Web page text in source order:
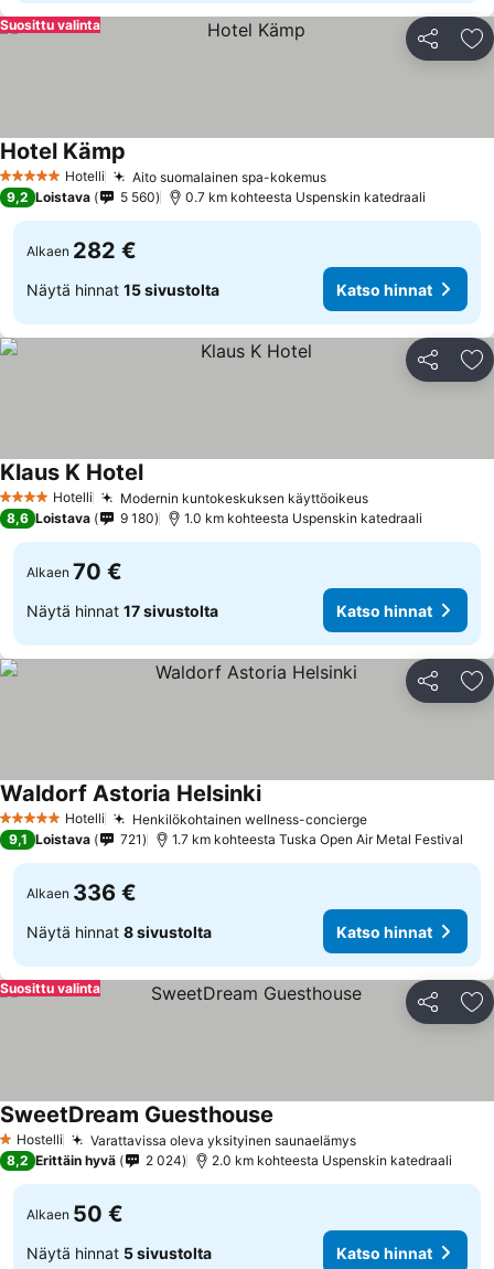
Jaa
Suosittu valinta
5 Tähtiluokitus
Hotelli Aito suomalainen spa-kokemusKatso hinnat
Hotel Kämp
9,2 Loistava 5 560 0.7 km kohteesta Uspenskin katedraali
Alkaen 282 €
Näytä hinnat 15 sivustolta Katso hinnat
Jaa
4 Tähtiluokitus
Hotelli Modernin kuntokeskuksen käyttöoikeusKatso hinnat
Klaus K HotelKatso hinnat
8,6 Loistava 9 180 1.0 km kohteesta Uspenskin katedraali
Alkaen 70 €
Näytä hinnat 17 sivustolta Katso hinnat
Jaa
5 Tähtiluokitus
Hotelli Henkilökohtainen wellness-conciergeKatso hinnat
Waldorf Astoria HelsinkiKatso hinnat
9,1 Loistava 721 1.7 km kohteesta Tuska Open Air Metal Festival
Alkaen 336 €
Näytä hinnat 8 sivustolta Katso hinnat
Jaa
Suosittu valinta
1 Tähtiluokitus
Hostelli Varattavissa oleva yksityinen saunaelämysKatso hinnat
SweetDream Guesthouse
8,2 Erittäin hyvä 2 024 2.0 km kohteesta Uspenskin katedraali
Alkaen 50 €
Näytä hinnat 5 sivustolta Katso hinnat